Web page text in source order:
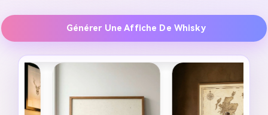
Générer Une Affiche De Whisky